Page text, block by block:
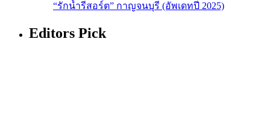
“รักน้ำรีสอร์ต” กาญจนบุรี (อัพเดทปี 2025)
Editors Pick